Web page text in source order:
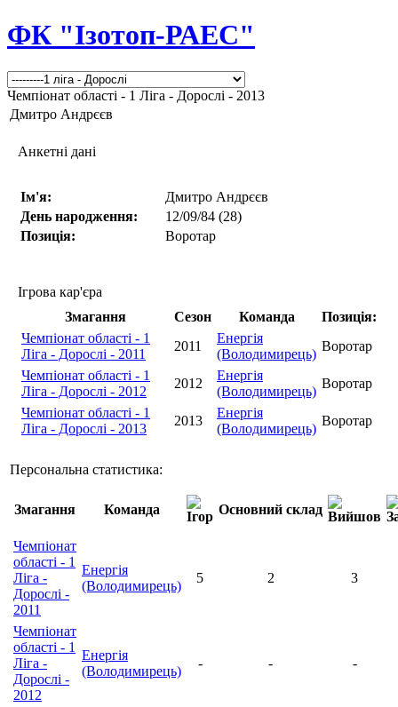
ФК "Ізотоп-РАЕС"
Чемпіонат області - 1 Ліга - Дорослі - 2013
Дмитро Андрєєв
Анкетні дані
Ім'я:
Дмитро Андрєєв
День народження:
12/09/84 (28)
Позиція:
Воротар
Ігрова кар'єра
Змагання
Сезон Команда
Позиція:
Чемпіонат області - 1
Ліга - Дорослі - 2011
2011
Енергія
(Володимирець)
Воротар
Чемпіонат області - 1
Ліга - Дорослі - 2012
2012
Енергія
(Володимирець)
Воротар
Чемпіонат області - 1
Ліга - Дорослі - 2013
2013
Енергія
(Володимирець)
Воротар
Персональна статистика:
Змагання Команда Основний склад
Чемпіонат
області - 1
Ліга -
Дорослі -
2011
Енергія
(Володимирець)
5 2 3
Чемпіонат
області - 1
Ліга -
Дорослі -
2012
Енергія
(Володимирець)
- - -